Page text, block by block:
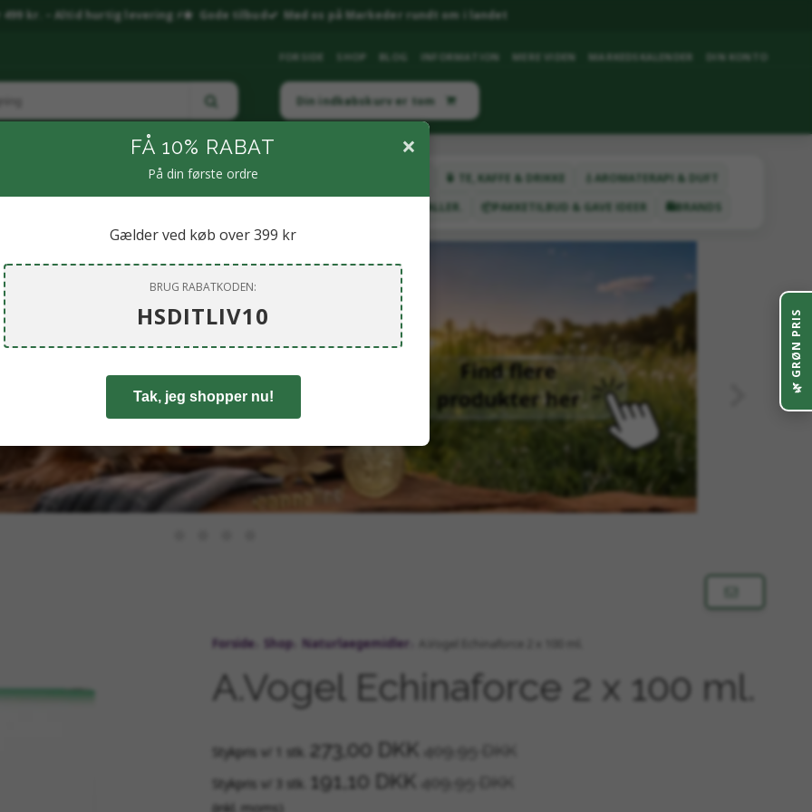
499 kr. – Altid hurtig levering ⚡ Gode tilbud Mød os på Markeder rundt om i landet
FORSIDE SHOP BLOG INFORMATION MERE VIDEN MARKEDSKALENDER DIN KONTO
Din indkøbskurv er tom
🧴PERSONLIG PLEJE 🌶️ KRYDDERIER & SPECIALITETER 🍵 TE, KAFFE & DRIKKE
💧AROMATERAPI & DUFT
💎 SMYKKER & KRYSTALLER. 📦PAKKETILBUD & GAVE IDEER 🛍️BRANDS
Forside Shop Naturlaegemidler A.Vogel Echinaforce 2 x 100 ml.
A.Vogel Echinaforce 2 x 100 ml.
Stykpris v/ 1 stk. 273,00 DKK 409,95 DKK
Stykpris v/ 3 stk. 191,10 DKK 409,95 DKK
(inkl. moms)
🌿
GRØN PRIS
×
FÅ 10% RABAT
På din første ordre
Gælder ved køb over 399 kr
BRUG RABATKODEN:
HSDITLIV10
Tak, jeg shopper nu!